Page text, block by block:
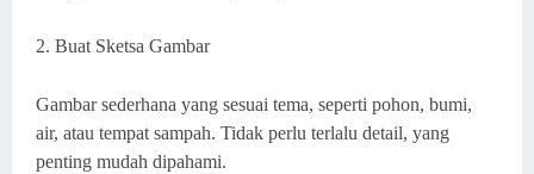
2. Buat Sketsa Gambar
Gambar sederhana yang sesuai tema, seperti pohon, bumi,
air, atau tempat sampah. Tidak perlu terlalu detail, yang
penting mudah dipahami.